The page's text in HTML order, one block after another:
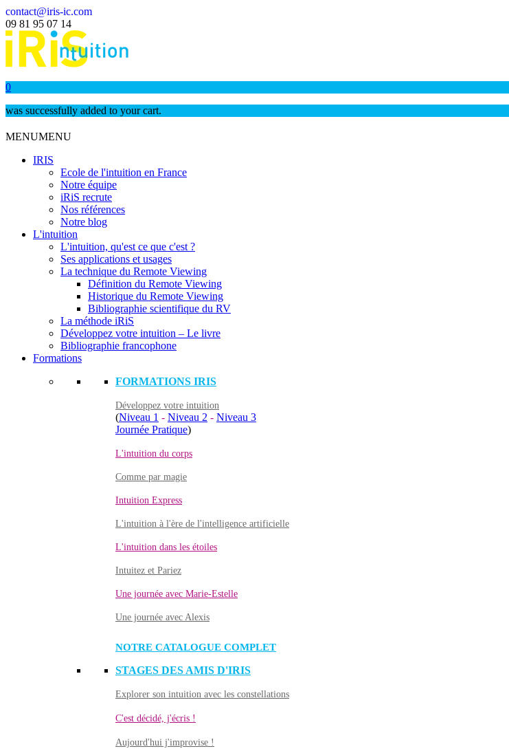
contact@iris-ic.com
09 81 95 07 14
0
was successfully added to your cart.
MENUMENU
IRIS
Ecole de l'intuition en France
Notre équipe
iRiS recrute
Nos références
Notre blog
L'intuition
L'intuition, qu'est ce que c'est ?
Ses applications et usages
La technique du Remote Viewing
Définition du Remote Viewing
Historique du Remote Viewing
Bibliographie scientifique du RV
La méthode iRiS
Développez votre intuition – Le livre
Bibliographie francophone
Formations
FORMATIONS IRIS
Développez votre intuition
(Niveau 1 - Niveau 2 - Niveau 3
Journée Pratique)
L'intuition du corps
Comme par magie
Intuition Express
L'intuition à l'ère de l'intelligence artificielle
L'intuition dans les étoiles
Intuitez et Pariez
Une journée avec Marie-Estelle
Une journée avec Alexis
NOTRE CATALOGUE COMPLET
STAGES DES AMIS D'IRIS
Explorer son intuition avec les constellations
C'est décidé, j'écris !
Aujourd'hui j'improvise !